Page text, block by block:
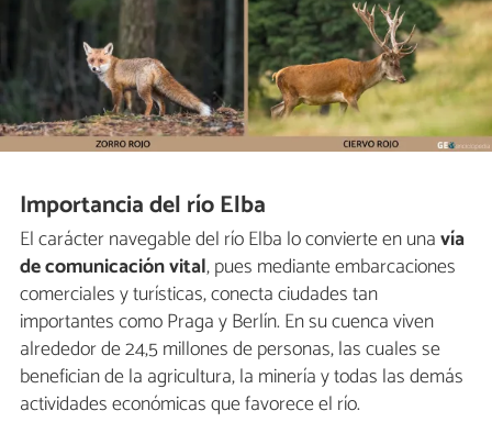
Importancia del río Elba
El carácter navegable del río Elba lo convierte en unavía
de comunicación vital, pues mediante embarcaciones
comerciales y turísticas, conecta ciudades tan
importantes como Praga y Berlín. En su cuenca viven
alrededor de 24,5 millones de personas, las cuales se
benefician de la agricultura, la minería y todas las demás
actividades económicas que favorece el río.